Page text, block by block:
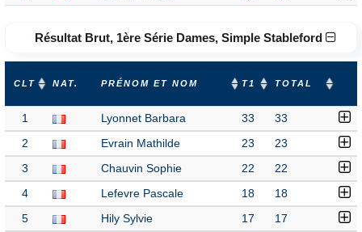
Résultat Brut, 1ère Série Dames, Simple Stableford
CLT NAT. PRÉNOM ET NOM T1 TOTAL
1 Lyonnet Barbara 33 33
2 Evrain Mathilde 23 23
3 Chauvin Sophie 22 22
4 Lefevre Pascale 18 18
5 Hily Sylvie 17 17